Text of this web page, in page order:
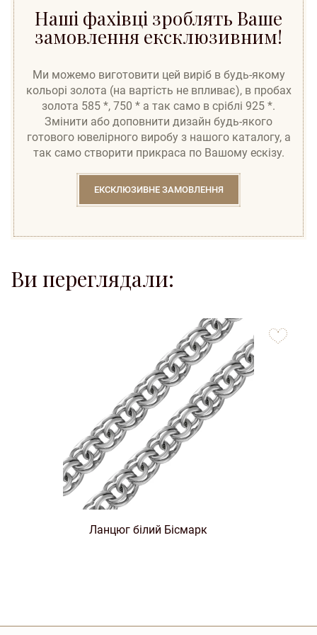
Наші фахівці зроблять Ваше
замовлення ексклюзивним!
Ми можемо виготовити цей виріб в будь-якому
кольорі золота (на вартість не впливає), в пробах
золота 585 *, 750 * а так само в сріблі 925 *.
Змінити або доповнити дизайн будь-якого
готового ювелірного виробу з нашого каталогу, а
так само створити прикраса по Вашому ескізу.
ЕКСКЛЮЗИВНЕ ЗАМОВЛЕННЯ
Ви переглядали:
Ланцюг білий Бісмарк
favorites